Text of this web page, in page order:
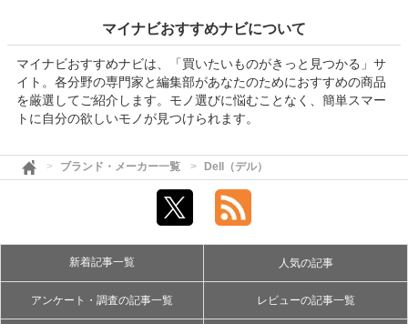
マイナビおすすめナビについて
マイナビおすすめナビは、「買いたいものがきっと見つかる」サ
イト。各分野の専門家と編集部があなたのためにおすすめの商品
を厳選してご紹介します。モノ選びに悩むことなく、簡単スマー
トに自分の欲しいモノが見つけられます。
ブランド・メーカー一覧 Dell（デル）
新着記事一覧 人気の記事
アンケート・調査の記事一覧 レビューの記事一覧